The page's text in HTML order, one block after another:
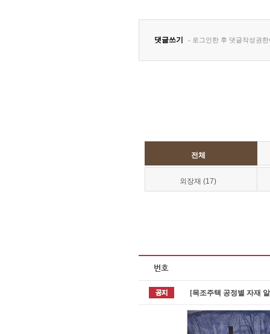
전체
외장재 (17)
[목조주택 공정별 자재